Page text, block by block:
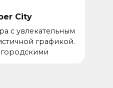
City
с увлекательным
графикой.